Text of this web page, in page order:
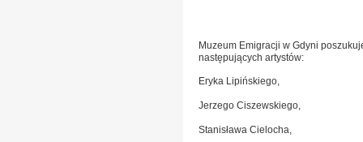
Muzeum Emigracji w Gdyni
następujących artystów:
Eryka Lipińskiego,
Jerzego Ciszewskiego,
Stanisława Cielocha,